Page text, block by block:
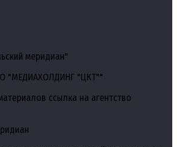
меридиан"
"МЕДИАХОЛДИНГ "ЦКТ""
ссылка на агентство